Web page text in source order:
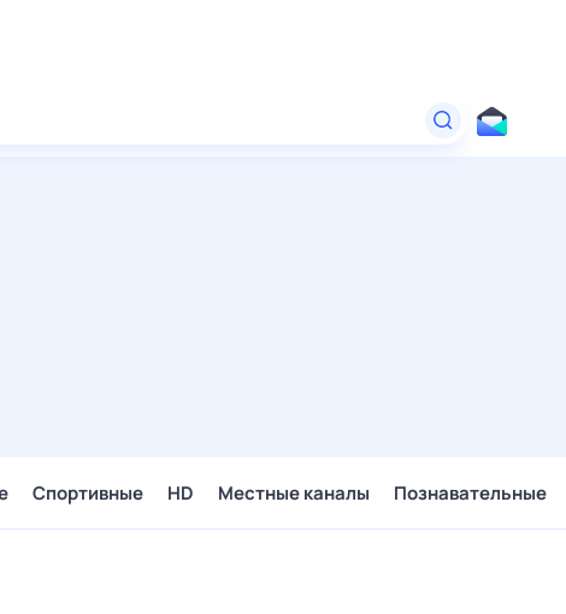
Спортивные HD Местные каналы Познавательные